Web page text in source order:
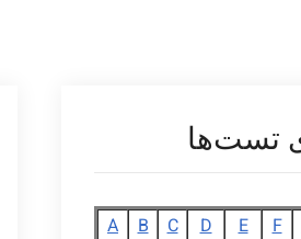
تست‌ها
F
E
D
C
B
A